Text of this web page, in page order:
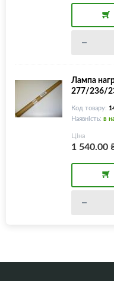
Лампа
277/236/
Код товару:
Наявність: в
Ціна
1 540.00